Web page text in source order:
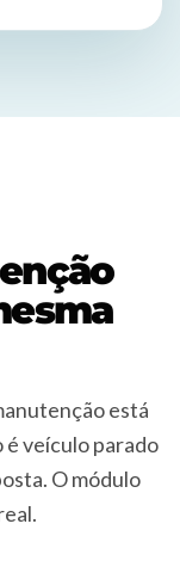
está
veículo parado
O módulo